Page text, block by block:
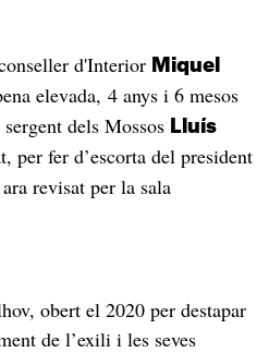
d'Interior Miquel
elevada, 4 anys i 6 mesos
dels Mossos Lluís
per fer d’escorta del president
revisat per la sala
obert el 2020 per destapar
de l’exili i les seves